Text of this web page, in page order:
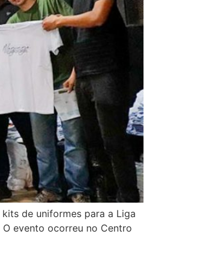
de uniformes para a Liga
evento ocorreu no Centro